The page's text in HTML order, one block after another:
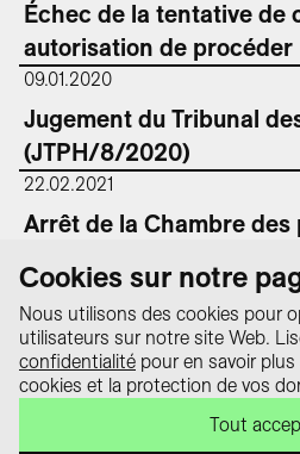
Échec de la tentative de
autorisation de procéder
09.01.2020
Jugement du Tribunal
(JTPH/8/2020)
22.02.2021
Arrêt de la Chambre des
Le portail « equality law – Tout sur la
loi sur l’égalité » est un projet de la
Cookies sur notre
Nous utilisons des cookies pour
utilisateurs sur notre site Web.
confidentialité pour en savoir
cookies et la protection de vos
Tout